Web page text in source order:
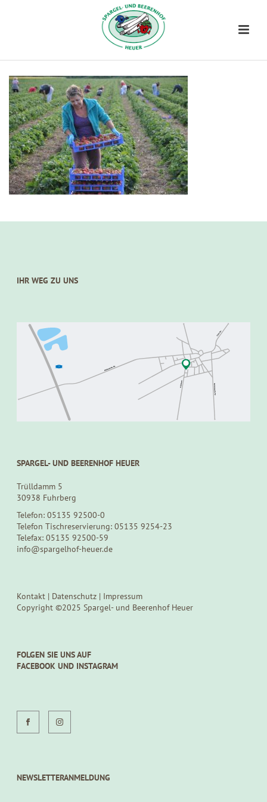
IHR WEG ZU UNS
SPARGEL- UND BEERENHOF HEUER
Trülldamm 5
30938 Fuhrberg
Telefon: 05135 92500-0
Telefon Tischreservierung: 05135 9254-23
Telefax: 05135 92500-59
info@spargelhof-heuer.de
Kontakt | Datenschutz | Impressum
Copyright ©2025 Spargel- und Beerenhof Heuer
FOLGEN SIE UNS AUF
FACEBOOK UND INSTAGRAM
NEWSLETTERANMELDUNG